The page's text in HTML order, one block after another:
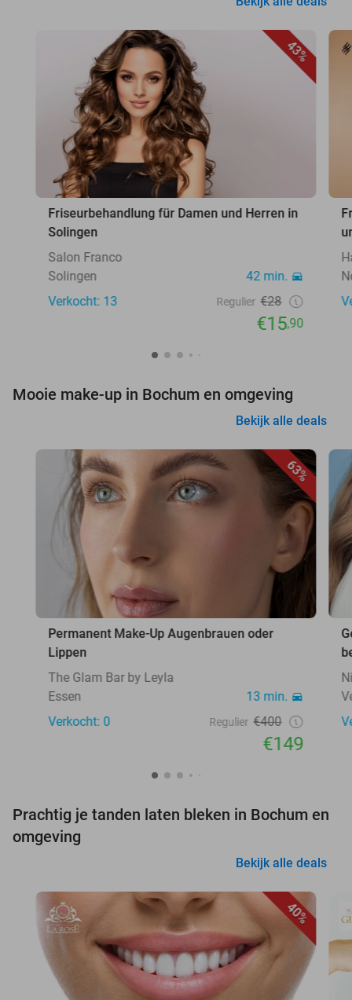
43%
Friseurbehandlung für Damen und Herren in
Solingen
Salon Franco
Solingen
42 min.
Verkocht: 13
Regulier €28
€15,90
Mooie make-up in Bochum en omgeving
Bekijk alle deals
63%
Permanent Make-Up Augenbrauen oder
Lippen
The Glam Bar by Leyla
Essen
13 min.
Verkocht: 0
Regulier €400
€149
Prachtig je tanden laten bleken in Bochum en
omgeving
Bekijk alle deals
40%